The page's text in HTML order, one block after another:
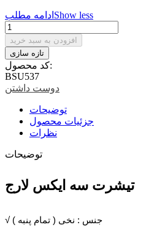
ادامه مطلب Show less
افزودن به سبد خرید
کد محصول:
BSU537
دوست داشتن
توضیحات
جزئیات محصول
نظرات
توضیحات
تیشرت سه ایکس لارج